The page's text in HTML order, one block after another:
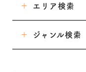
エリア検索
東海市
大府市
ジャンル検索